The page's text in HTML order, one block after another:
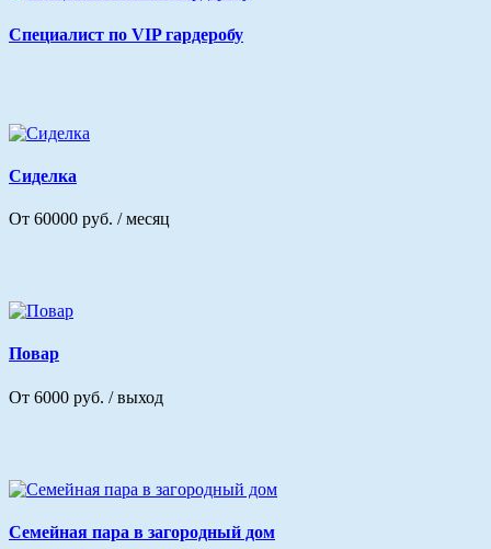
Специалист по VIP гардеробу
Сиделка
От 60000 руб. / месяц
Повар
От 6000 руб. / выход
Семейная пара в загородный дом